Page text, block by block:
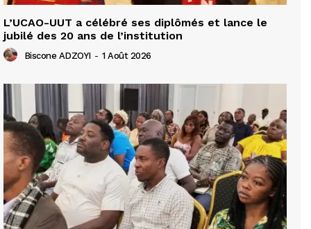
L’UCAO-UUT a célébré ses diplômés et lance le
jubilé des 20 ans de l’institution
Biscone ADZOYI - 1 Août 2026